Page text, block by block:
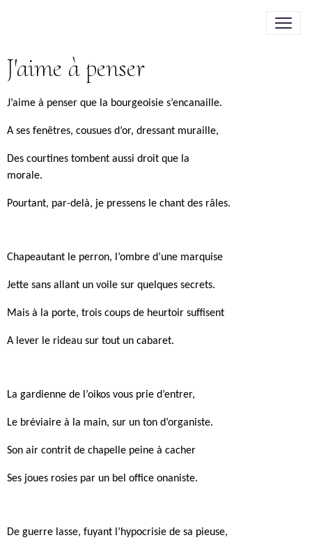
J'aime à penser
J’aime à penser que la bourgeoisie s’encanaille.
A ses fenêtres, cousues d’or, dressant muraille,
Des courtines tombent aussi droit que la
morale.
Pourtant, par-delà, je pressens le chant des râles.
Chapeautant le perron, l’ombre d’une marquise
Jette sans allant un voile sur quelques secrets.
Mais à la porte, trois coups de heurtoir suffisent
A lever le rideau sur tout un cabaret.
La gardienne de l’oikos vous prie d’entrer,
Le bréviaire à la main, sur un ton d’organiste.
Son air contrit de chapelle peine à cacher
Ses joues rosies par un bel office onaniste.
De guerre lasse, fuyant l’hypocrisie de sa pieuse,